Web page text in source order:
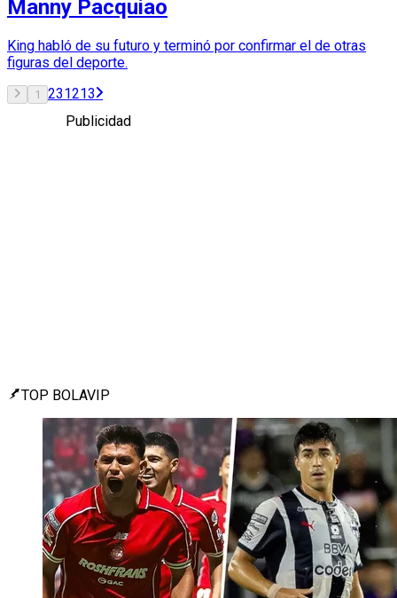
Manny Pacquiao
King habló de su futuro y terminó por confirmar el de otras
figuras del deporte.
1 231213
Publicidad
TOP BOLAVIP